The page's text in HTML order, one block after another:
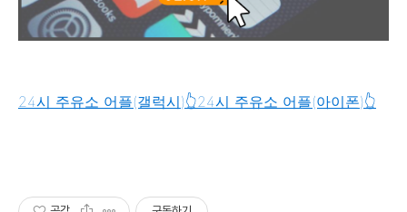
24시 주유소 어플(갤럭시)👆️24시 주유소 어플(아이폰)👆️